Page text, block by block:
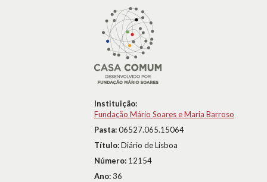
Instituição:
Fundação Mário Soares e Maria Barroso
Pasta:06527.065.15064
Título:Diário de Lisboa
Número: 12154
Ano:36